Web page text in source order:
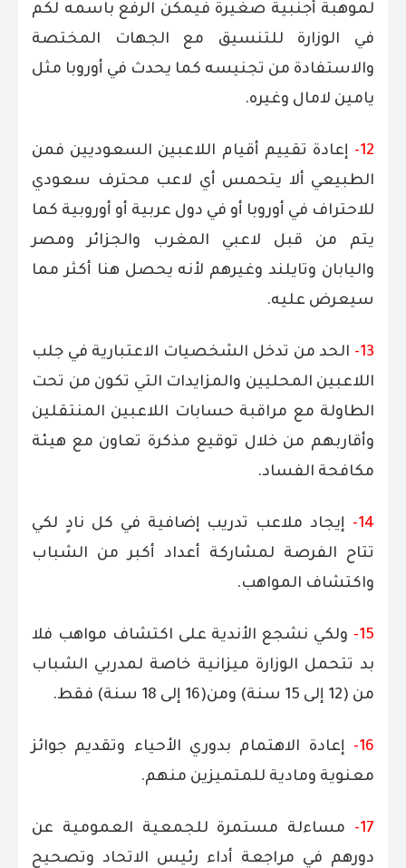
لموهبة أجنبية صغيرة فيمكن الرفع باسمه لكم
في الوزارة للتنسيق مع الجهات المختصة
والاستفادة من تجنيسه كما يحدث في أوروبا مثل
يامين لامال وغيره.
12-
إعادة تقييم أقيام اللاعبين السعوديين فمن
الطبيعي ألا يتحمس أي لاعب محترف سعودي
للاحتراف في أوروبا أو في دول عربية أو أوروبية كما
يتم من قبل لاعبي المغرب والجزائر ومصر
واليابان وتايلند وغيرهم لأنه يحصل هنا أكثر مما
سيعرض عليه.
13-
الحد من تدخل الشخصيات الاعتبارية في جلب
اللاعبين المحليين والمزايدات التي تكون من تحت
الطاولة مع مراقبة حسابات اللاعبين المنتقلين
وأقاربهم من خلال توقيع مذكرة تعاون مع هيئة
مكافحة الفساد.
14-
إيجاد ملاعب تدريب إضافية في كل نادٍ لكي
تتاح الفرصة لمشاركة أعداد أكبر من الشباب
واكتشاف المواهب.
15-
ولكي نشجع الأندية على اكتشاف مواهب فلا
بد تتحمل الوزارة ميزانية خاصة لمدربي الشباب
من (12 إلى 15 سنة) ومن(16 إلى 18 سنة) فقط.
16-
إعادة الاهتمام بدوري الأحياء وتقديم جوائز
معنوية ومادية للمتميزين منهم.
17-
مساءلة مستمرة للجمعية العمومية عن
دورهم في مراجعة أداء رئيس الاتحاد وتصحيح